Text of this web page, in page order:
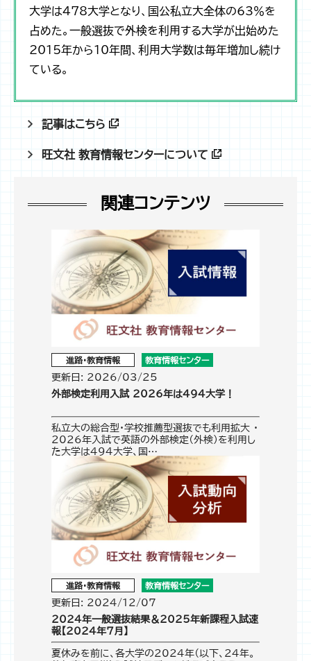
大学は478大学となり、国公私立大全体の63％を
占めた。一般選抜で外検を利用する大学が出始めた
2015年から10年間、利用大学数は毎年増加し続け
ている。
記事はこちら
旺文社 教育情報センターについて
関連コンテンツ
進路・教育情報 教育情報センター
更新日: 2026/03/25
外部検定利用入試 2026年は494大学！
私立大の総合型・学校推薦型選抜でも利用拡大 ・
2026年入試で英語の外部検定（外検）を利用し
た大学は494大学、国…
進路・教育情報 教育情報センター
更新日: 2024/12/07
2024年一般選抜結果＆2025年新課程入試速
報【2024年7月】
夏休みを前に、各大学の2024年（以下、24年。